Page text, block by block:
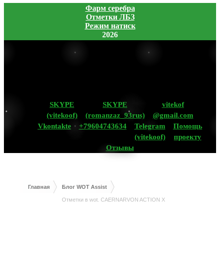
Фарм серебра
Отметки ЛБЗ
Режим натиск
2026
SKYPE
(vitekoof)
SKYPE
(romanzaz_93rus)
vitekof
@gmail.com
Vkontakte
+79604743634
Telegram
(vitekoof)
Помощь
проекту
Отзывы
Главная Блог WOT Assist
Отметки в wot. CAERNARVON ACTION X